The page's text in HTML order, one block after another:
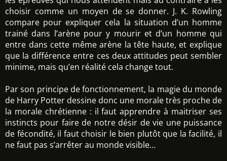
choisir comme un moyen de se donner. J. K. Rowling
compare pour expliquer cela la situation d’un homme
trainé dans l’arène pour y mourir et d’un homme qui
entre dans cette même arène la tête haute, et explique
que la différence entre ces deux attitudes peut sembler
minime, mais qu’en réalité cela change tout.
Par son principe de fonctionnement, la magie du monde
de Harry Potter dessine donc une morale très proche de
la morale chrétienne : il faut apprendre à maitriser ses
instincts pour faire de notre désir de vie une puissance
de fécondité, il faut choisir le bien plutôt que la facilité, il
ne faut pas s’arrêter au monde visible…